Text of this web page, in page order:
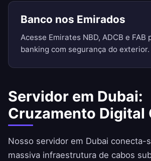
Banco nos Emirados
Acesse Emirates NBD, ADCB e
banking com segurança do exterior.
Servidor em Dubai:
Cruzamento Digital
Nosso servidor em Dubai conecta-
massiva infraestrutura de cabos